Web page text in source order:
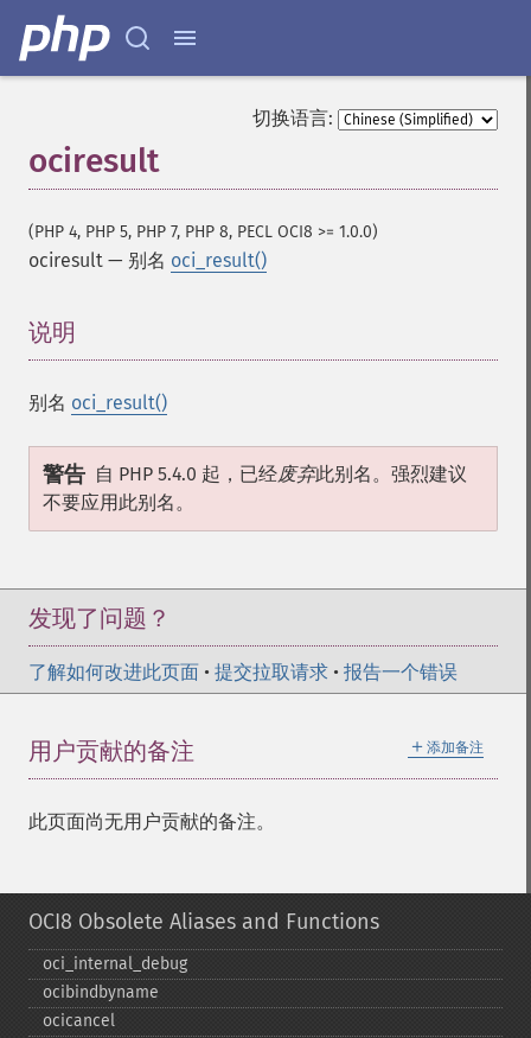
切换语言:
ociresult
(PHP 4, PHP 5, PHP 7, PHP 8, PECL OCI8 >= 1.0.0)
ociresult — 别名 oci_result()
说明
别名 oci_result()
警告 自 PHP 5.4.0 起，已经废弃此别名。强烈建议
不要应用此别名。
发现了问题？
了解如何改进此页面 • 提交拉取请求 • 报告一个错误
＋ 添加备注
用户贡献的备注
此页面尚无用户贡献的备注。
OCI8 Obsolete Aliases and Functions
oci_​internal_​debug
ocibindbyname
ocicancel